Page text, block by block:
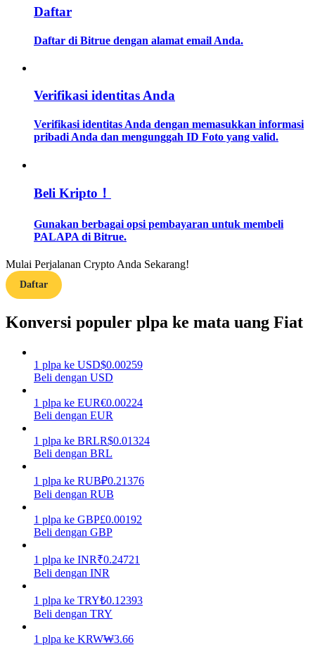
Memandu
Pelajari cara untuk tetap menghasilkan keuntungan
Menghasilkan
Babi Kekuatan
Dapatkan imbalan kompetitif setiap hari
Daftar
Daftar di Bitrue dengan alamat email Anda.
Verifikasi identitas Anda
Verifikasi identitas Anda dengan memasukkan informasi
pribadi Anda dan mengunggah ID Foto yang valid.
Beli Kripto！
Gunakan berbagai opsi pembayaran untuk membeli
PALAPA di Bitrue.
Mulai Perjalanan Crypto Anda Sekarang!
Daftar
Konversi populer plpa ke mata uang Fiat
1 plpa ke USD$0.00259
Beli dengan USD
1 plpa ke EUR€0.00224
Beli dengan EUR
1 plpa ke BRLR$0.01324
Beli dengan BRL
1 plpa ke RUB₽0.21376
Beli dengan RUB
1 plpa ke GBP£0.00192
Beli dengan GBP
1 plpa ke INR₹0.24721
Beli dengan INR
1 plpa ke TRY₺0.12393
Beli dengan TRY
1 plpa ke KRW₩3.66